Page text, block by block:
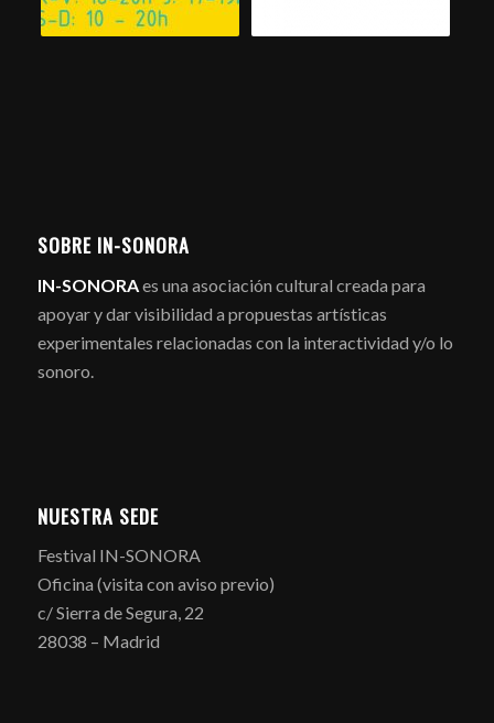
SOBRE IN-SONORA
IN-SONORAes una asociación cultural creada para
apoyar y dar visibilidad a propuestas artísticas
experimentales relacionadas con la interactividad y/o lo
sonoro.
NUESTRA SEDE
Festival IN-SONORA
Oficina (visita con aviso previo)
c/ Sierra de Segura, 22
28038 – Madrid